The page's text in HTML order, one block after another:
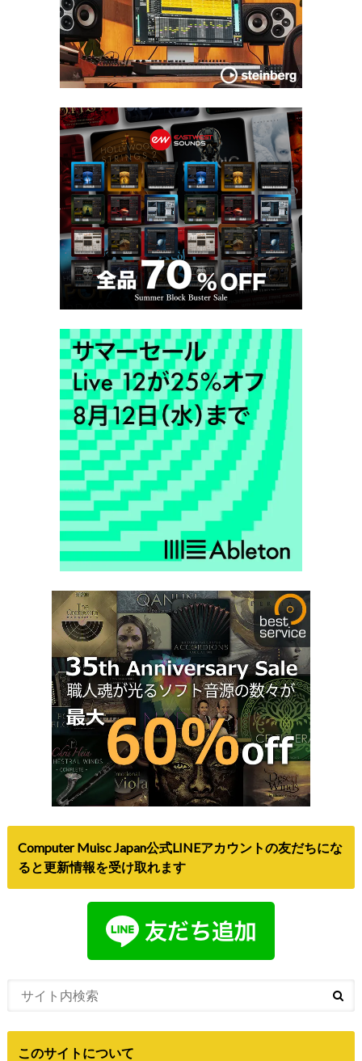
Computer Muisc Japan公式LINEアカウントの友だちにな
ると更新情報を受け取れます
Computer Music japanは、DTMや音楽に関するセール情報